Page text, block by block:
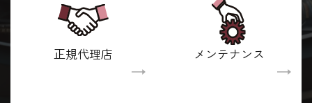
正規代理店 メンテナンス